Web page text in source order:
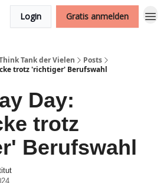
Login Gratis anmelden
Tank der Vielen
Posts
trotz 'richtiger' Berufswahl
Day:
trotz
Berufswahl